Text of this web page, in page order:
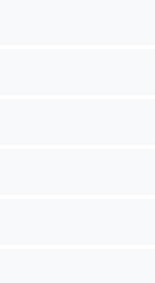
ancora. Offriamo sia
le vostre esigenze.
sulla quantità minima
conferma dell'ordine.
conferma di un ordine
con tutte le pratiche e i